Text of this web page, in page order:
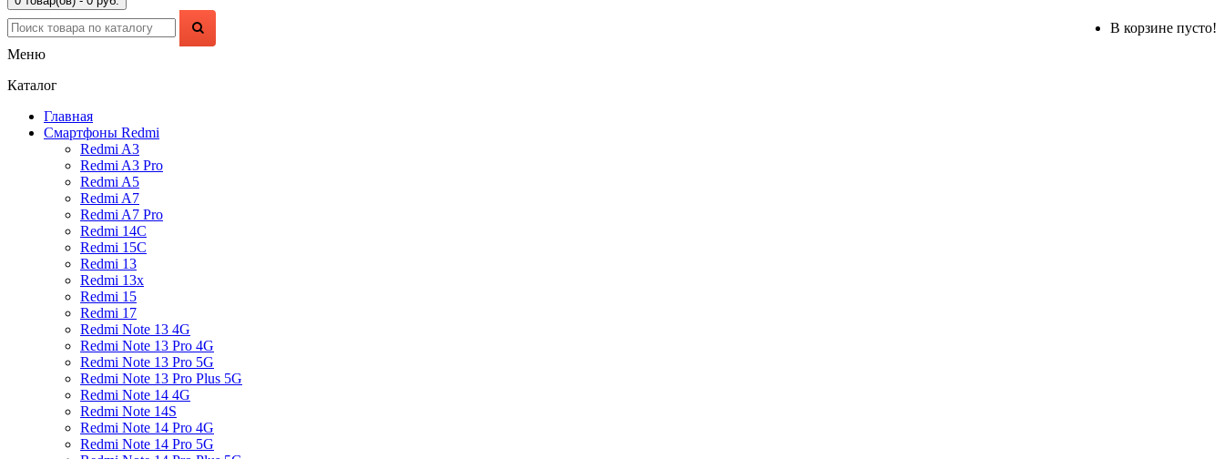
В корзине пусто!
Меню
Каталог
Главная
Смартфоны Redmi
Redmi A3
Redmi A3 Pro
Redmi A5
Redmi A7
Redmi A7 Pro
Redmi 14C
Redmi 15C
Redmi 13
Redmi 13x
Redmi 15
Redmi 17
Redmi Note 13 4G
Redmi Note 13 Pro 4G
Redmi Note 13 Pro 5G
Redmi Note 13 Pro Plus 5G
Redmi Note 14 4G
Redmi Note 14S
Redmi Note 14 Pro 4G
Redmi Note 14 Pro 5G